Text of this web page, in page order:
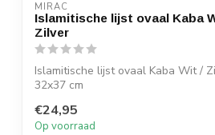
MIRAC
Islamitische lijst ovaal Kaba
Zilver
Islamitische lijst ovaal Kaba Wit /
32x37 cm
€24,95
Op voorraad